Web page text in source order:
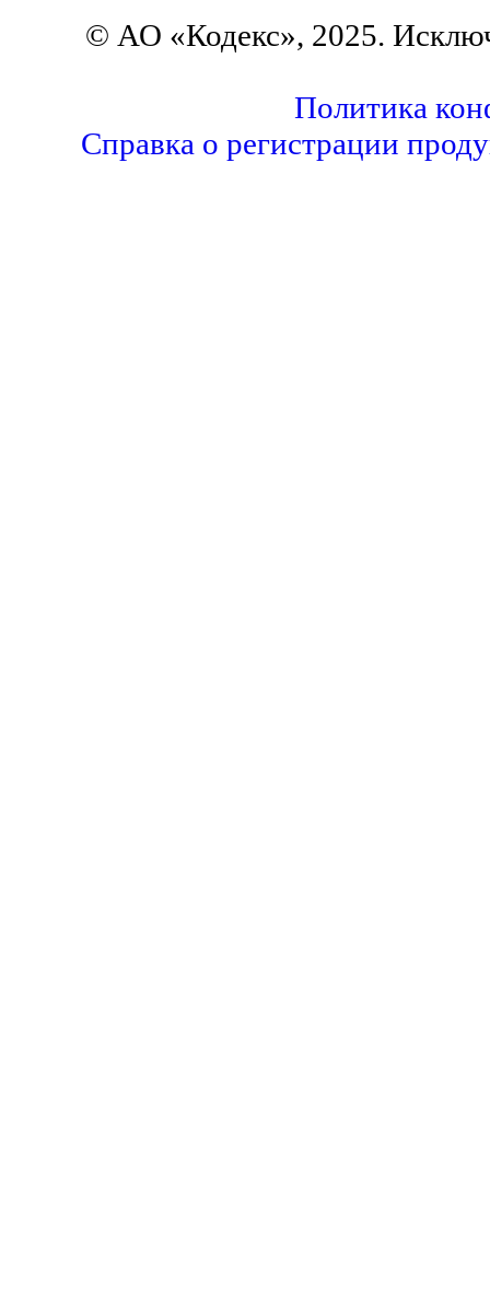
© АО «Кодекс», 2025.
Политика
Справка о регистрации